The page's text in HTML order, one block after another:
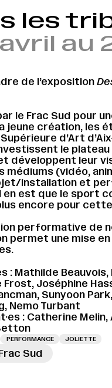
les
au
de l’exposition
le Frac Sud pour
jeune création, les
Supérieure d’Art
le
développent leur
(vidéo,
installation et
en est que le sport
encore pour
performative de
permet une mise
: Mathilde
Frost, Joséphine
Sunyoon
Nemo Turbant
: Catherine
PERFORMANCE JOLIETTE
Sud